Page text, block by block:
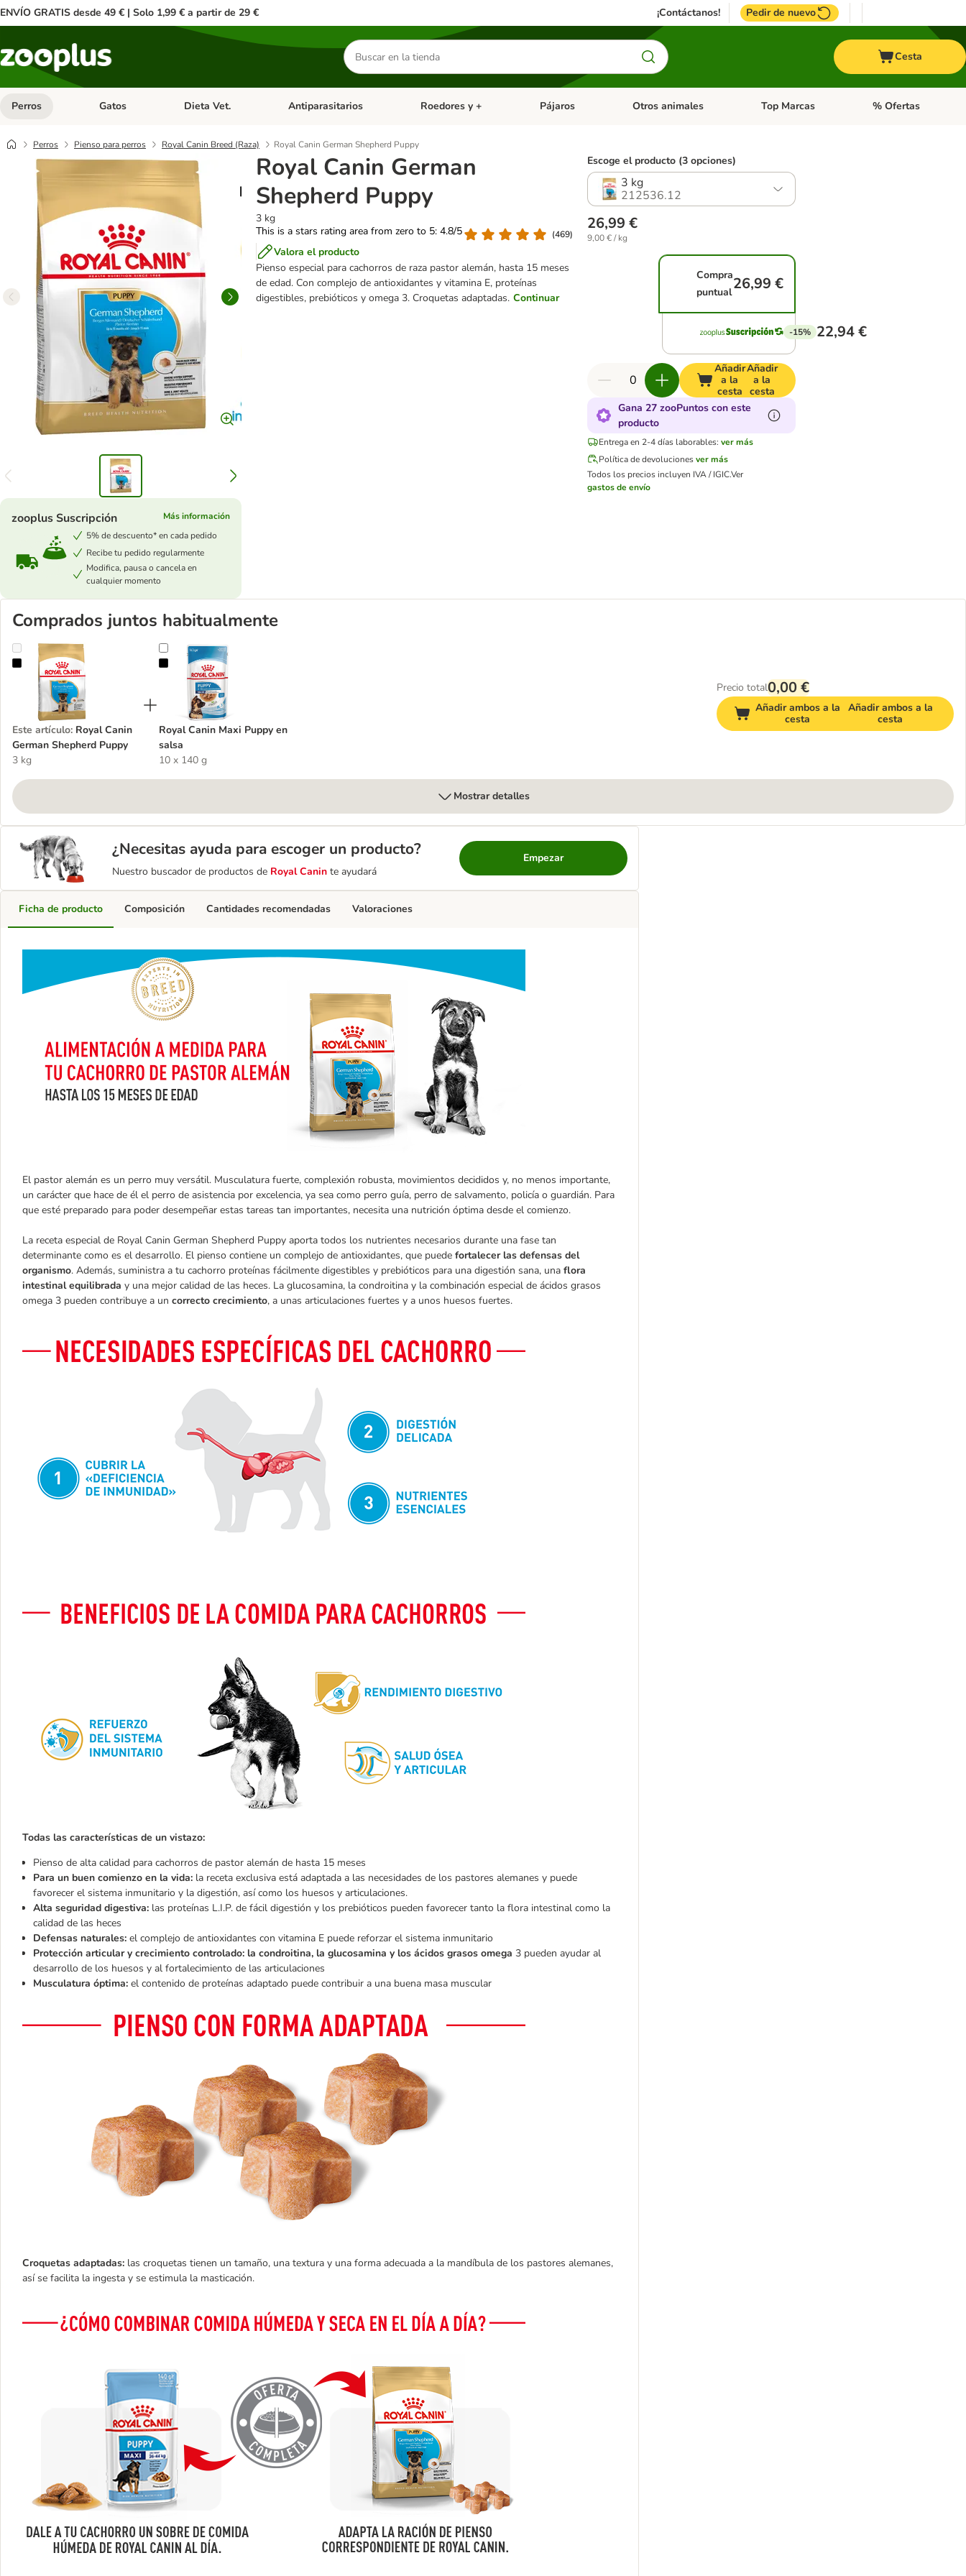
ENVÍO GRATIS desde 49 € | Solo 1,99 € a partir de 29 € ¡Contáctanos! Pedir de nuevo
Buscar
productos
Cesta
Perros Menú de categoria abierto: Perros
Gatos Menú de categoria abierto: Gatos
Dieta Vet. Menú de categoria abierto: Dieta Vet.
Antiparasitarios Menú de categoria abierto: Antiparasitarios
Roedores y + Menú de categoria abierto: Roedores y +
Pájaros Menú de categoria abierto: Pájaros
Otros animales Menú de categoria abierto: Otros animales
Top Marcas Menú de categoria
% Ofertas
Perros Pienso para perros Royal Canin Breed (Raza) Royal Canin German Shepherd Puppy
Royal Canin German
Shepherd Puppy
3 kg
This is a stars rating area from zero to 5: 4.8/5
(469)
Valora el producto
Pienso especial para cachorros de raza pastor alemán, hasta 15 meses
de edad. Con complejo de antioxidantes y vitamina E, proteínas
digestibles, prebióticos y omega 3. Croquetas adaptadas. Continuar
zooplus Suscripción
Más información
5% de descuento* en cada pedido
Recibe tu pedido regularmente
Modifica, pausa o cancela en
cualquier momento
Escoge el producto (3 opciones)
3 kg
212536.12
26,99 €
9,00 € / kg
Compra
puntual26,99 €
-15% 22,94 €
Añadir
a la
cesta
Añadir
a la
cesta
Gana 27 zooPuntos con este
producto
Entrega en 2-4 días laborables: ver más
Política de devoluciones ver más
Todos los precios incluyen IVA / IGIC.Ver
gastos de envío
Comprados juntos habitualmente
Royal Canin German Shepherd Puppy
Este artículo: Royal Canin
German Shepherd Puppy
3 kg
Royal Canin Maxi Puppy en salsa
Royal Canin Maxi Puppy en
salsa
10 x 140 g
Precio total0,00 €
Añadir ambos a la
cesta
Añadir ambos a la
cesta
Mostrar detalles
¿Necesitas ayuda para escoger un producto?
Nuestro buscador de productos de Royal Canin te ayudará
Empezar
Ficha de producto
El pastor alemán es un perro muy versátil. Musculatura fuerte, complexión robusta, movimientos decididos y, no menos importante,
un carácter que hace de él el perro de asistencia por excelencia, ya sea como perro guía, perro de salvamento, policía o guardián. Para
que esté preparado para poder desempeñar estas tareas tan importantes, necesita una nutrición óptima desde el comienzo.
La receta especial de Royal Canin German Shepherd Puppy aporta todos los nutrientes necesarios durante una fase tan
determinante como es el desarrollo. El pienso contiene un complejo de antioxidantes, que puede fortalecer las defensas del
organismo. Además, suministra a tu cachorro proteínas fácilmente digestibles y prebióticos para una digestión sana, una flora
intestinal equilibrada y una mejor calidad de las heces. La glucosamina, la condroitina y la combinación especial de ácidos grasos
omega 3 pueden contribuye a un correcto crecimiento, a unas articulaciones fuertes y a unos huesos fuertes.
Todas las características de un vistazo:
Pienso de alta calidad para cachorros de pastor alemán de hasta 15 meses
Para un buen comienzo en la vida: la receta exclusiva está adaptada a las necesidades de los pastores alemanes y puede
favorecer el sistema inmunitario y la digestión, así como los huesos y articulaciones.
Alta seguridad digestiva: las proteínas L.I.P. de fácil digestión y los prebióticos pueden favorecer tanto la flora intestinal como la
calidad de las heces
Defensas naturales: el complejo de antioxidantes con vitamina E puede reforzar el sistema inmunitario
Protección articular y crecimiento controlado: la condroitina, la glucosamina y los ácidos grasos omega 3 pueden ayudar al
desarrollo de los huesos y al fortalecimiento de las articulaciones
Musculatura óptima: el contenido de proteínas adaptado puede contribuir a una buena masa muscular
Croquetas adaptadas: las croquetas tienen un tamaño, una textura y una forma adecuada a la mandíbula de los pastores alemanes,
así se facilita la ingesta y se estimula la masticación.
Composición Cantidades recomendadas Valoraciones